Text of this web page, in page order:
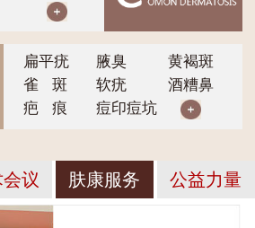
扁平疣 腋臭
黄褐斑
雀 斑
软疣
酒糟鼻
疤 痕
痘印痘坑
议 肤康服务 公益力量